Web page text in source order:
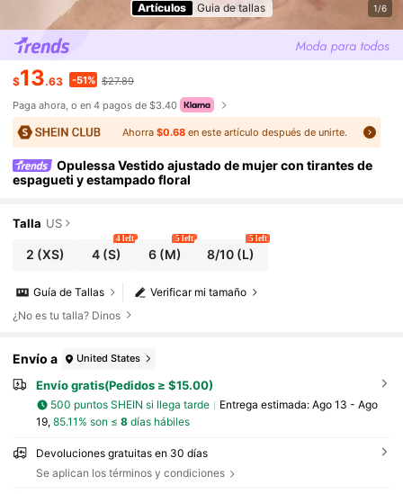
Artículos Guia de tallas 1/6
$13.63 -51% $27.89
Paga ahora, o en 4 pagos de $3.40
Ahorra $0.68en este artículo después de unirte.
Opulessa Vestido ajustado de mujer con tirantes de
espagueti y estampado floral
Talla US
2 (XS) 4(S)
4 left
6(M)
5 left
8/10 (L)
5 left
Verificar mi tamaño
Guía de Tallas
¿No es tu talla? Dinos
Envío a United States
Envío gratis(Pedidos ≥ $15.00)
500 puntos SHEIN si llega tarde Entrega estimada: Ago 13 - Ago
19, 85.11% son ≤ 8días hábiles
Devoluciones gratuitas en 30 días
Se aplican los términos y condiciones